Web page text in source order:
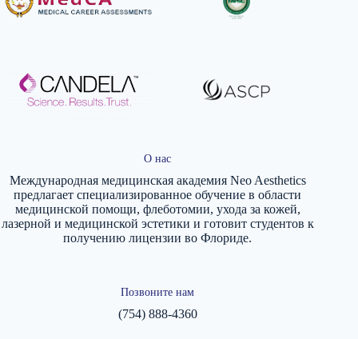
О нас
Международная медицинская академия Neo Aesthetics
предлагает специализированное обучение в области
медицинской помощи, флеботомии, ухода за кожей,
лазерной и медицинской эстетики и готовит студентов к
получению лицензии во Флориде.
Позвоните нам
(754) 888-4360